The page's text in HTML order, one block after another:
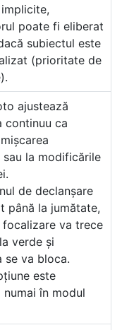
poate fi eliberat
subiectul este
(prioritate de
ajustează
continuu ca
sau la modificările
de declanșare
până la jumătate,
va trece
verde și
se va bloca.
este
în modul